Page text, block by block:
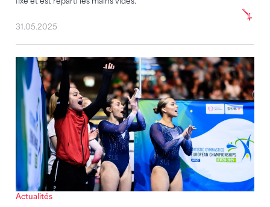
31.05.2025
Actualités
Magnifique performance : Anny Wu est en finale